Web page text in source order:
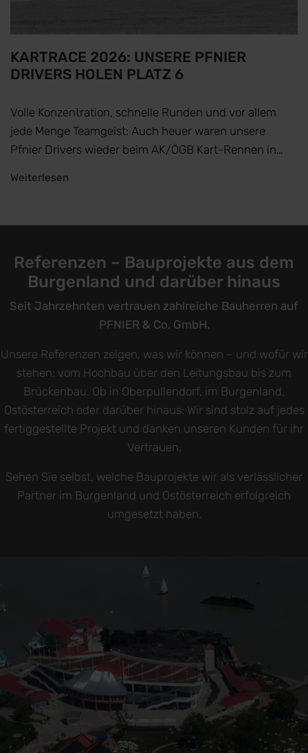
KARTRACE 2026: UNSERE PFNIER
DRIVERS HOLEN PLATZ 6
Volle Konzentration, schnelle Runden und vor allem
jede Menge Teamgeist: Auch heuer waren unsere
Pfnier Drivers wieder beim AK/ÖGB Kart-Rennen in…
Weiterlesen
Referenzen – Bauprojekte aus dem
Burgenland und darüber hinaus
Seit Jahrzehnten vertrauen zahlreiche Bauherren auf
PFNIER & Co. GmbH.
Unsere Referenzen zeigen, was wir können – und wofür wir
stehen: vom Hochbau über den Leitungsbau bis zum
Brückenbau. Ob in Oberpullendorf, im Burgenland,
Ostösterreich oder darüber hinaus: Wir sind stolz auf jedes
fertiggestellte Projekt und danken unseren Kunden für ihr
Vertrauen.
Sehen Sie selbst, welche Bauprojekte wir als verlässlicher
Partner im Burgenland und Ostösterreich erfolgreich
umgesetzt haben.